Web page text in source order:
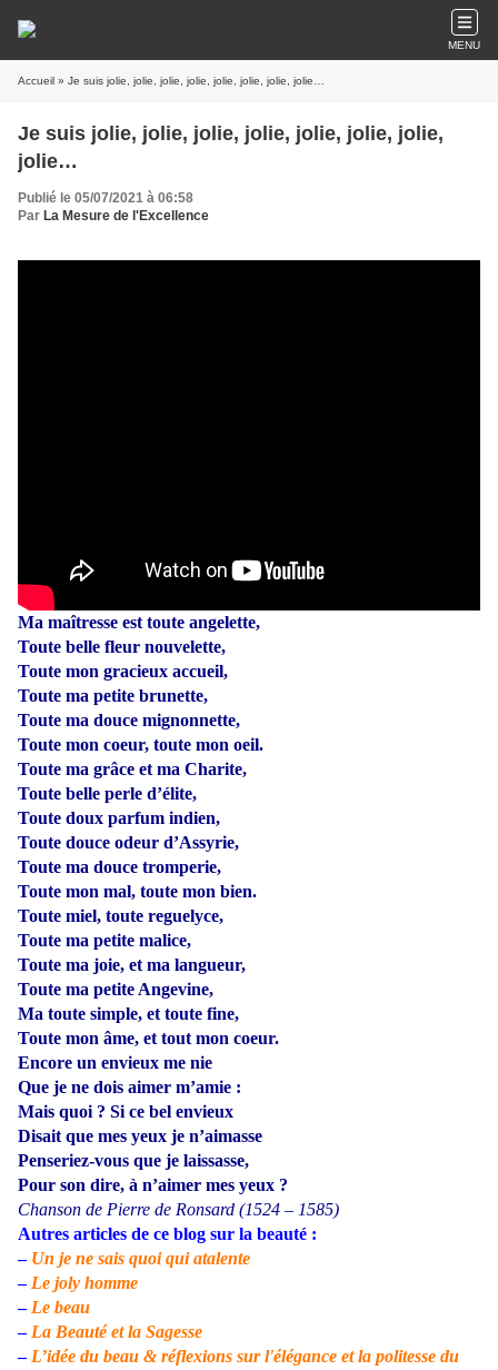
MENU
Accueil » Je suis jolie, jolie, jolie, jolie, jolie, jolie, jolie, jolie…
Je suis jolie, jolie, jolie, jolie, jolie, jolie, jolie,
jolie…
Publié le 05/07/2021 à 06:58
Par La Mesure de l'Excellence
Ma maîtresse est toute angelette,
Toute belle fleur nouvelette,
Toute mon gracieux accueil,
Toute ma petite brunette,
Toute ma douce mignonnette,
Toute mon coeur, toute mon oeil.
Toute ma grâce et ma Charite,
Toute belle perle d’élite,
Toute doux parfum indien,
Toute douce odeur d’Assyrie,
Toute ma douce tromperie,
Toute mon mal, toute mon bien.
Toute miel, toute reguelyce,
Toute ma petite malice,
Toute ma joie, et ma langueur,
Toute ma petite Angevine,
Ma toute simple, et toute fine,
Toute mon âme, et tout mon coeur.
Encore un envieux me nie
Que je ne dois aimer m’amie :
Mais quoi ? Si ce bel envieux
Disait que mes yeux je n’aimasse
Penseriez-vous que je laissasse,
Pour son dire, à n’aimer mes yeux ?
Chanson de Pierre de Ronsard (1524 – 1585)
Autres articles de ce blog sur la beauté :
– Un je ne sais quoi qui atalente
– Le joly homme
– Le beau
– La Beauté et la Sagesse
– L’idée du beau & réflexions sur l'élégance et la politesse du